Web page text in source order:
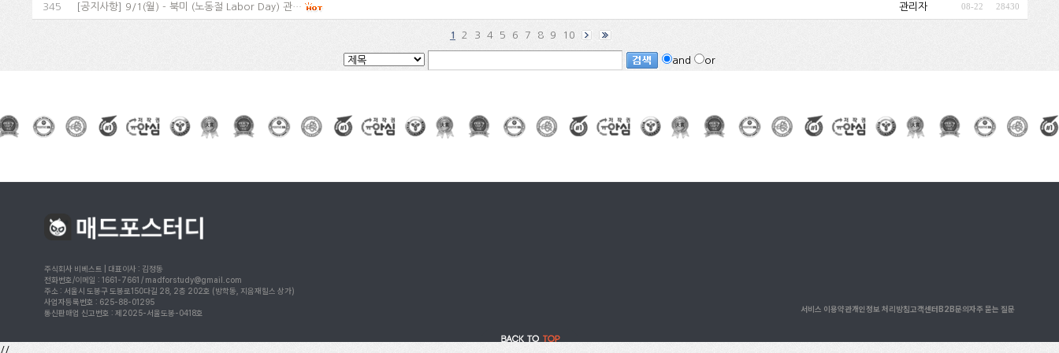
345 [공지사항] 9/1(월) - 북미 (노동절 Labor Day) 관… 관리자 08-22 28430
1 2 3 4 5 6 7 8 9 10
and or
주식회사 비베스트 | 대표이사 : 김정동
전화번호/이메일 : 1661-7661 / madforstudy@gmail.com
주소 : 서울시 도봉구 도봉로150다길 28, 2층 202호 (방학동, 지음재힐스 상가)
사업자등록번호 : 625-88-01295
통신판매업 신고번호 : 제2025-서울도봉-0418호
서비스 이용약관개인정보 처리방침고객센터B2B문의자주 묻는 질문
//